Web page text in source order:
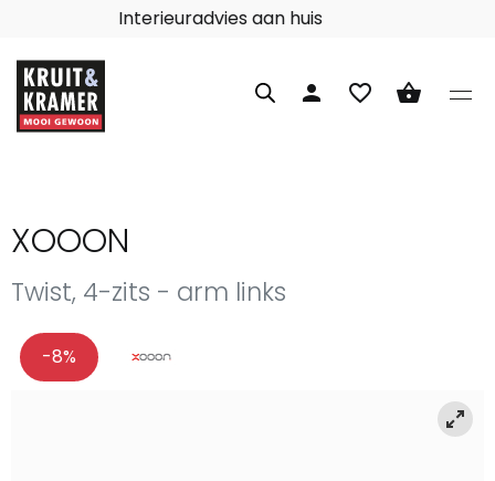
Interieuradvies aan huis
person favorite_border shopping_basket
XOOON
Twist, 4-zits - arm links
-8%